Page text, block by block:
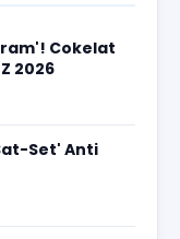
Cokelat
2026
Set' Anti